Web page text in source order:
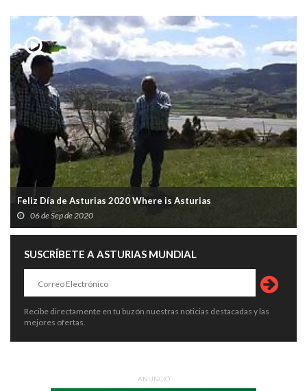
Feliz Día de Asturias 2020 Where is Asturias
06 de Sep de 2020
SUSCRÍBETE A ASTURIAS MUNDIAL
Recibe directamente en tu buzón nuestras noticias destacadas y las
mejores ofertas.
ANUNCIO